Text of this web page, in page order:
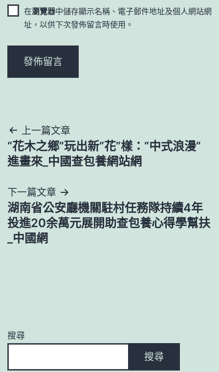
在瀏覽器中儲存顯示名稱、電子郵件地址及個人網站網
址，以供下次發佈留言時使用。
文
章
覽
上一篇文章
“花木之鄉”玩出新“花”樣：“中式浪漫”
進畫來_中國查包養網站網
下一篇文章
湖南省公安廳機關駐村任務隊持續4年
投進20余萬元展開助查包養心得學幫扶
_中國網
搜尋
搜尋